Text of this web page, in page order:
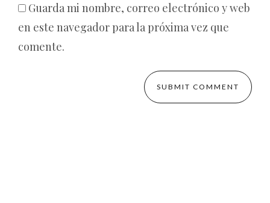
Guarda mi nombre, correo electrónico y web
en este navegador para la próxima vez que
comente.